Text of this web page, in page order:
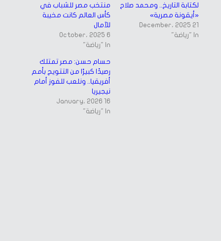
منتخب مصر للشباب في
كأس العالم كانت مخيبة
للآمال
6 October، 2025
In "رياضة"
لكتابة التاريخ.. ومحمد صلاح
«أيقونة مصرية»
21 December، 2025
In "رياضة"
حسام حسن: مصر تمتلك
رصيدًا كبيرًا من التتويج بأمم
أفريقيا.. ونلعب للفوز أمام
نيجيريا
16 January، 2026
In "رياضة"